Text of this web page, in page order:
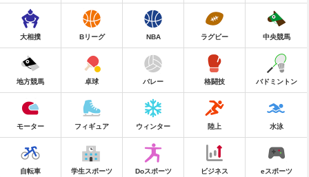
大相撲 Bリーグ NBA ラグビー 中央競馬
地方競馬 卓球 バレー 格闘技 バドミントン
モーター フィギュア ウィンター 陸上 水泳
自転車 学生スポーツ Doスポーツ ビジネス eスポーツ